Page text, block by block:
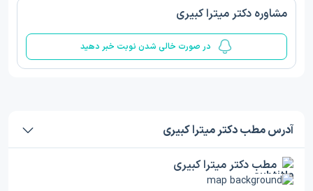
مشاوره دکتر میترا کبیری
در صورت خالی شدن نوبت خبر دهید
آدرس مطب دکتر میترا کبیری
مطب دکتر میترا کبیری